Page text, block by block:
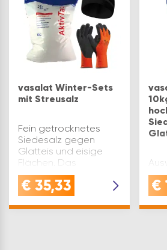
vasalat Winter-Sets
mit Streusalz
Fein getrocknetes
Siedesalz gegen
Glatteis und eisige
Flächen. Das
Auftausalz verfügt
über einen hohen
Reinheitsgrad sowie
eine hohe
€ 35,33 €